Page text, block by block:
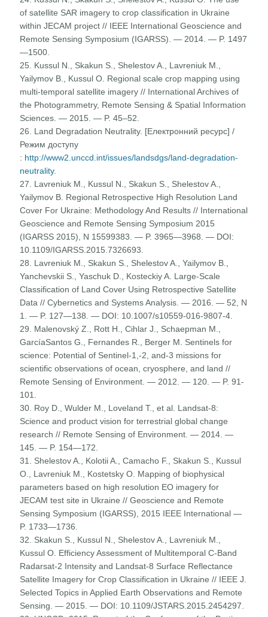
of satellite SAR imagery to crop classification in Ukraine
within JECAM project // IEEE International Geoscience and
Remote Sensing Symposium (IGARSS). — 2014. — P. 1497
—1500.
25. Kussul N., Skakun S., Shelestov A., Lavreniuk M.,
Yailymov B., Kussul O. Regional scale crop mapping using
multi-temporal satellite imagery // International Archives of
the Photogrammetry, Remote Sensing & Spatial Information
Sciences. — 2015. — P. 45–52.
26. Land Degradation Neutrality. [Електронний ресурс] /
Режим доступу
: http://www2.unccd.int/issues/landsdgs/land-degradation-
neutrality.
27. Lavreniuk M., Kussul N., Skakun S., Shelestov A.,
Yailymov B. Regional Retrospective High Resolution Land
Cover For Ukraine: Methodology And Results // International
Geoscience and Remote Sensing Symposium 2015
(IGARSS 2015), N 15599383. — P. 3965—3968. — DOI:
10.1109/IGARSS.2015.7326693.
28. Lavreniuk M., Skakun S., Shelestov A., Yailymov B.,
Yanchevskii S., Yaschuk D., Kosteckiy A. Large-Scale
Classification of Land Cover Using Retrospective Satellite
Data // Cybernetics and Systems Analysis. — 2016. — 52, N
1. — P. 127—138. — DOI: 10.1007/s10559-016-9807-4.
29. Malenovský Z., Rott H., Cihlar J., Schaepman M.,
GarcíaSantos G., Fernandes R., Berger M. Sentinels for
science: Potential of Sentinel-1,-2, and-3 missions for
scientific observations of ocean, cryosphere, and land //
Remote Sensing of Environment. — 2012. — 120. — P. 91-
101.
30. Roy D., Wulder M., Loveland T., et al. Landsat-8:
Science and product vision for terrestrial global change
research // Remote Sensing of Environment. — 2014. —
145. — P. 154—172.
31. Shelestov A., Kolotii A., Camacho F., Skakun S., Kussul
O., Lavreniuk M., Kostetsky O. Mapping of biophysical
parameters based on high resolution EO imagery for
JECAM test site in Ukraine // Geoscience and Remote
Sensing Symposium (IGARSS), 2015 IEEE International —
P. 1733—1736.
32. Skakun S., Kussul N., Shelestov A., Lavreniuk M.,
Kussul O. Efficiency Assessment of Multitemporal C-Band
Radarsat-2 Intensity and Landsat-8 Surface Reflectance
Satellite Imagery for Crop Classification in Ukraine // IEEE J.
Selected Topics in Applied Earth Observations and Remote
Sensing. — 2015. — DOI: 10.1109/JSTARS.2015.2454297.